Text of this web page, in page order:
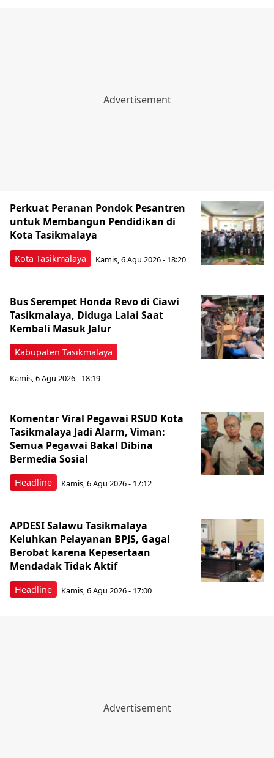
Kota Tasikmalaya
Perkuat Peranan Pondok Pesantren
untuk Membangun Pendidikan di
Kota Tasikmalaya ‎
Kamis, 6 Agu 2026 - 18:20
Kabupaten Tasikmalaya
Bus Serempet Honda Revo di Ciawi
Tasikmalaya, Diduga Lalai Saat
Kembali Masuk Jalur
Kamis, 6 Agu 2026 - 18:19
Headline
Komentar Viral Pegawai RSUD Kota
Tasikmalaya Jadi Alarm, Viman:
Semua Pegawai Bakal Dibina
Bermedia Sosial
Kamis, 6 Agu 2026 - 17:12
Headline
APDESI Salawu Tasikmalaya
Keluhkan Pelayanan BPJS, Gagal
Berobat karena Kepesertaan
Mendadak Tidak Aktif
Kamis, 6 Agu 2026 - 17:00